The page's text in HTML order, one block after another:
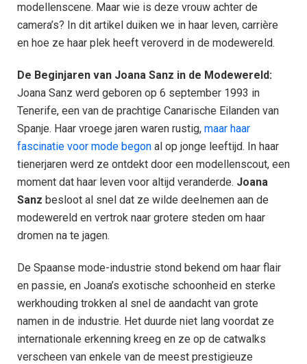
modellenscene. Maar wie is deze vrouw achter de
camera’s? In dit artikel duiken we in haar leven, carrière
en hoe ze haar plek heeft veroverd in de modewereld.
De Beginjaren van Joana Sanz in de Modewereld:
Joana Sanz werd geboren op 6 september 1993 in
Tenerife, een van de prachtige Canarische Eilanden van
Spanje. Haar vroege jaren waren rustig, maar haar
fascinatie voor mode begon al op jonge leeftijd. In haar
tienerjaren werd ze ontdekt door een modellenscout, een
moment dat haar leven voor altijd veranderde. Joana
Sanz besloot al snel dat ze wilde deelnemen aan de
modewereld en vertrok naar grotere steden om haar
dromen na te jagen.
De Spaanse mode-industrie stond bekend om haar flair
en passie, en Joana’s exotische schoonheid en sterke
werkhouding trokken al snel de aandacht van grote
namen in de industrie. Het duurde niet lang voordat ze
internationale erkenning kreeg en ze op de catwalks
verscheen van enkele van de meest prestigieuze